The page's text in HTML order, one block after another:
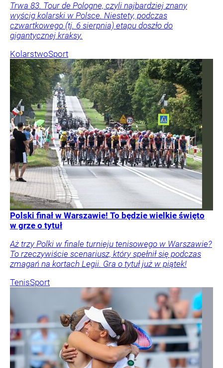
Trwa 83. Tour de Pologne, czyli najbardziej znany
wyścig kolarski w Polsce. Niestety, podczas
czwartkowego (tj. 6 sierpnia) etapu doszło do
gigantycznej kraksy.
KolarstwoSport
Polski finał w Warszawie! To będzie wielkie święto
w grze o tytuł
Aż trzy Polki w finale turnieju tenisowego w Warszawie?
To rzeczywiście scenariusz, który spełnił się podczas
zmagań na kortach Legii. Gra o tytuł już w piątek!
TenisSport